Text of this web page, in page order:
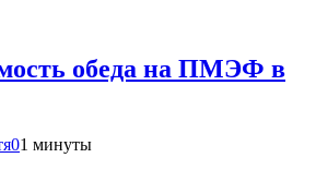
обеда на ПМЭФ в
01 минуты